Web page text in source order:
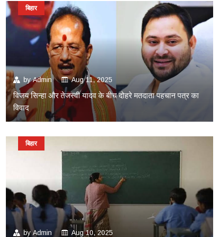
byAdmin Aug 11, 2025
विजय सिन्हा और तेजस्वी यादव के बीच दोहरे मतदाता पहचान पत्र का
विवाद
बिहार
byAdmin Aug 10, 2025
बिहार